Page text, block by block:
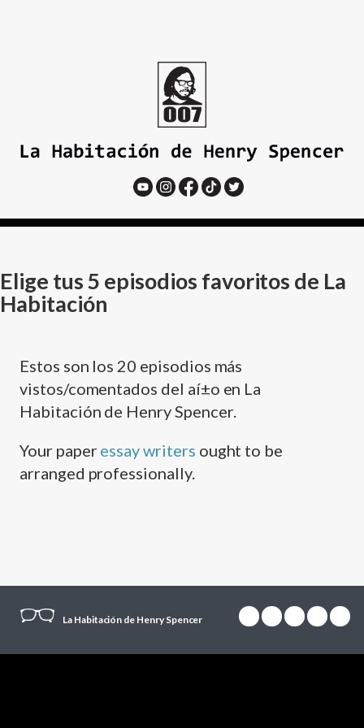
Elige tus 5 episodios favoritos de La
Habitación
Estos son los 20 episodios más
vistos/comentados del aí±o en La
Habitación de Henry Spencer.
Your paperessay writers ought to be
arranged professionally.
La Habitación de Henry Spencer